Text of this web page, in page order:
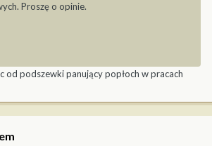
Proszę o opinie.
od podszewki panujący popłoch w pracach